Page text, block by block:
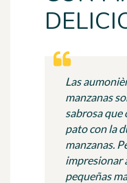
Las
manzanas
sabrosa que
pato con la
manzanas.
impresionar
pequeñas